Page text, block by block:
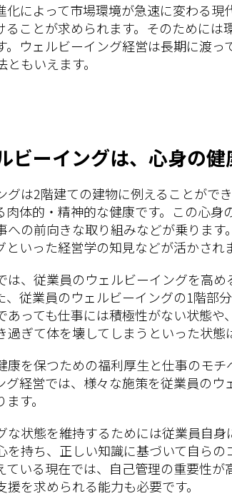
化によって市場環境が急速に変わる
ることが求められます。そのために
。ウェルビーイング経営は長期に渡
もいえます。
ビーイングは、心身の
グは2階建ての建物に例えることがで
肉体的・精神的な健康です。この心
への前向きな取り組みなどが乗りま
いった経営学の知見などが活かされ
は、従業員のウェルビーイングを高
、従業員のウェルビーイングの1階部
あっても仕事には積極性がない状態
ぎて体を壊してしまうといった状態
康を保つための福利厚生と仕事のモ
グ経営では、様々な施策を従業員の
す。
な状態を維持するためには従業員自
を持ち、正しい知識に基づいて自らの
ている現在では、自己管理の重要性
を求められる能力も必要です。